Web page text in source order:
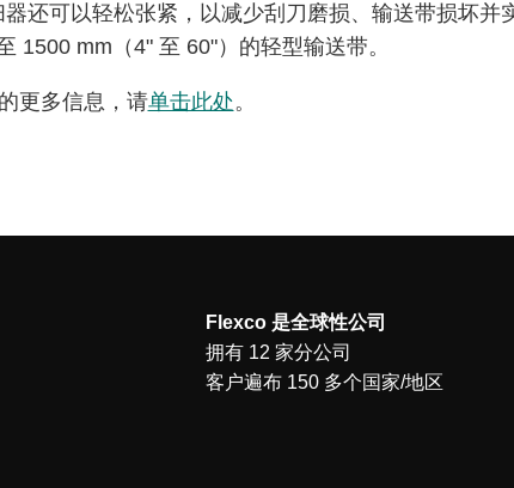
还可以轻松张紧，以减少刮刀磨损、输送带损坏并
1500 mm（4" 至 60"）的轻型输送带。
更多信息，请单击此处。
Flexco 是全球性公司
拥有 12 家分公司
客户遍布 150 多个国家/地区